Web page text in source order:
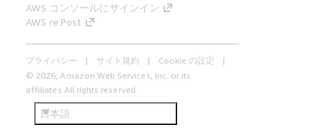
AWS コンソールにサインイン
AWS re:Post
プライバシー サイト規約
Cookie の設定
© 2026, Amazon Web Services, Inc. or its
affiliates.All rights reserved.
日本語